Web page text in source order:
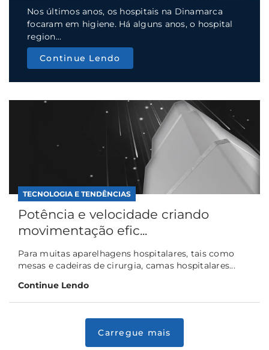
Nos últimos anos, os hospitais na Dinamarca
focaram em higiene. Há alguns anos, o hospital
region...
Continue Lendo
TECNOLOGIA E TENDÊNCIAS
Potência e velocidade criando
movimentação efic...
Para muitas aparelhagens hospitalares, tais como
mesas e cadeiras de cirurgia, camas hospitalares...
Continue Lendo